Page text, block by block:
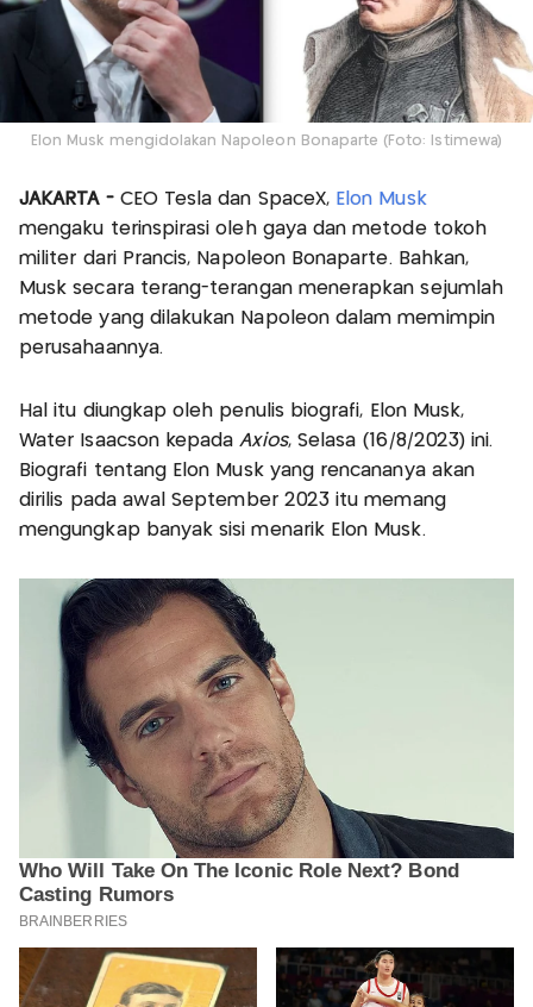
Elon Musk mengidolakan Napoleon Bonaparte (Foto: Istimewa)
JAKARTA - CEO Tesla dan SpaceX, Elon Musk
mengaku terinspirasi oleh gaya dan metode tokoh
militer dari Prancis, Napoleon Bonaparte. Bahkan,
Musk secara terang-terangan menerapkan sejumlah
metode yang dilakukan Napoleon dalam memimpin
perusahaannya.
Hal itu diungkap oleh penulis biografi, Elon Musk,
Water Isaacson kepada Axios, Selasa (16/8/2023) ini.
Biografi tentang Elon Musk yang rencananya akan
dirilis pada awal September 2023 itu memang
mengungkap banyak sisi menarik Elon Musk.